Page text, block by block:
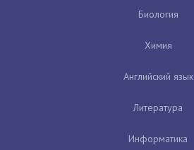
Биология
Химия
Английский язык
Литература
Информатика